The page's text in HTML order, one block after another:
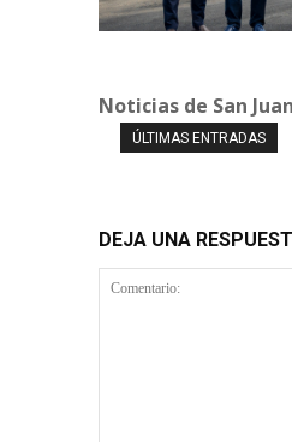
Noticias de San
ÚLTIMAS ENTRADAS
DEJA UNA